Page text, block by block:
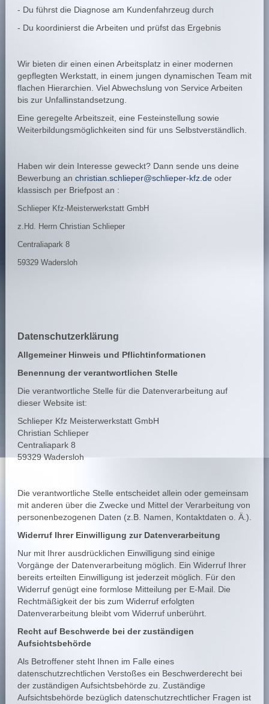
- Du führst die Diagnose am Kundenfahrzeug durch
- Du koordinierst die Arbeiten und prüfst das Ergebnis
Wir bieten dir einen einen Arbeitsplatz in einer modernen
gepflegten Werkstatt, in einem jungen dynamischen Team mit
flachen Hierarchien. Viel Abwechslung von Service Arbeiten
bis zur Unfallinstandsetzung.
Eine geregelte Arbeitszeit, eine Festeinstellung sowie
Weiterbildungsmöglichkeiten sind für uns Selbstverständlich.
Haben wir dein Interesse geweckt? Dann sende uns deine
Bewerbung an christian.schlieper@schlieper-kfz.deoder
klassisch per Briefpost an :
Schlieper Kfz-Meisterwerkstatt GmbH
z.Hd. Herrn Christian Schlieper
Centraliapark 8
59329 Wadersloh
Datenschutzerklärung
Allgemeiner Hinweis und Pflichtinformationen
Benennung der verantwortlichen Stelle
Die verantwortliche Stelle für die Datenverarbeitung auf
dieser Website ist:
Schlieper Kfz Meisterwerkstatt GmbH
Christian Schlieper
Centraliapark 8
59329 Wadersloh
Die verantwortliche Stelle entscheidet allein oder gemeinsam
mit anderen über die Zwecke und Mittel der Verarbeitung von
personenbezogenen Daten (z.B. Namen, Kontaktdaten o. Ä.).
Widerruf Ihrer Einwilligung zur Datenverarbeitung
Nur mit Ihrer ausdrücklichen Einwilligung sind einige
Vorgänge der Datenverarbeitung möglich. Ein Widerruf Ihrer
bereits erteilten Einwilligung ist jederzeit möglich. Für den
Widerruf genügt eine formlose Mitteilung per E-Mail. Die
Rechtmäßigkeit der bis zum Widerruf erfolgten
Datenverarbeitung bleibt vom Widerruf unberührt.
Recht auf Beschwerde bei der zuständigen
Aufsichtsbehörde
Als Betroffener steht Ihnen im Falle eines
datenschutzrechtlichen Verstoßes ein Beschwerderecht bei
der zuständigen Aufsichtsbehörde zu. Zuständige
Aufsichtsbehörde bezüglich datenschutzrechtlicher Fragen ist